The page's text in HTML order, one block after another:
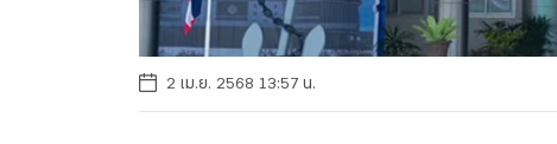
2 เม.ย. 2568 13:57 น.